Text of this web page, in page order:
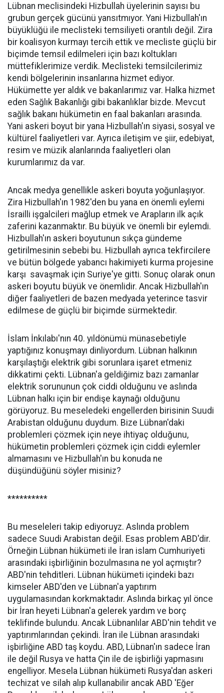
Lübnan meclisindeki Hizbullah üyelerinin sayısı bu
grubun gerçek gücünü yansıtmıyor. Yani Hizbullah'ın
büyüklüğü ile meclisteki temsiliyeti orantılı değil. Zira
bir koalisyon kurmayı tercih ettik ve mecliste güçlü bir
biçimde temsil edilmeleri için bazı koltukları
müttefiklerimize verdik. Meclisteki temsilcilerimiz
kendi bölgelerinin insanlarına hizmet ediyor.
Hükümette yer aldık ve bakanlarımız var. Halka hizmet
eden Sağlık Bakanlığı gibi bakanlıklar bizde. Mevcut
sağlık bakanı hükümetin en faal bakanları arasında.
Yani askeri boyut bir yana Hizbullah'ın siyasi, sosyal ve
kültürel faaliyetleri var. Ayrıca iletişim ve şiir, edebiyat,
resim ve müzik alanlarında faaliyetleri olan
kurumlarımız da var.
Ancak medya genellikle askeri boyuta yoğunlaşıyor.
Zira Hizbullah'ın 1982'den bu yana en önemli eylemi
İsrailli işgalcileri mağlup etmek ve Arapların ilk açık
zaferini kazanmaktır. Bu büyük ve önemli bir eylemdi.
Hizbullah'ın askeri boyutunun sıkça gündeme
getirilmesinin sebebi bu. Hizbullah ayrıca tekfircilere
ve bütün bölgede yabancı hakimiyeti kurma projesine
karşı savaşmak için Suriye'ye gitti. Sonuç olarak onun
askeri boyutu büyük ve önemlidir. Ancak Hizbullah'ın
diğer faaliyetleri de bazen medyada yeterince tasvir
edilmese de güçlü bir biçimde sürmektedir.
İslam İnkılabı'nın 40. yıldönümü münasebetiyle
yaptığınız konuşmayı dinliyordum. Lübnan halkının
karşılaştığı elektrik gibi sorunlara işaret etmeniz
dikkatimi çekti. Lübnan'a geldiğimiz bazı zamanlar
elektrik sorununun çok ciddi olduğunu ve aslında
Lübnan halkı için bir endişe kaynağı olduğunu
görüyoruz. Bu meseledeki engellerden birisinin Suudi
Arabistan olduğunu duydum. Bize Lübnan'daki
problemleri çözmek için neye ihtiyaç olduğunu,
hükümetin problemleri çözmek için ciddi eylemler
almamasını ve Hizbullah'ın bu konuda ne
düşündüğünü söyler misiniz?
**********
Bu meseleleri takip ediyoruyz. Aslında problem
sadece Suudi Arabistan değil. Esas problem ABD'dir.
Örneğin Lübnan hükümeti ile İran islam Cumhuriyeti
arasındaki işbirliğinin bozulmasına ne yol açmıştır?
ABD'nin tehditleri. Lübnan hükümeti içindeki bazı
kimseler ABD'den ve Lübnan'a yaptırım
uygulamasından korkmaktadır. Aslında birkaç yıl önce
bir İran heyeti Lübnan'a gelerek yardım ve borç
teklifinde bulundu. Ancak Lübnanlılar ABD'nin tehdit ve
yaptırımlarından çekindi. İran ile Lübnan arasındaki
işbirliğine ABD taş koydu. ABD, Lübnan'ın sadece İran
ile değil Rusya ve hatta Çin ile de işbirliği yapmasını
engelliyor. Mesela Lübnan hükümeti Rusya'dan askeri
techizat ve silah alıp kullanabilir ancak ABD 'Eğer